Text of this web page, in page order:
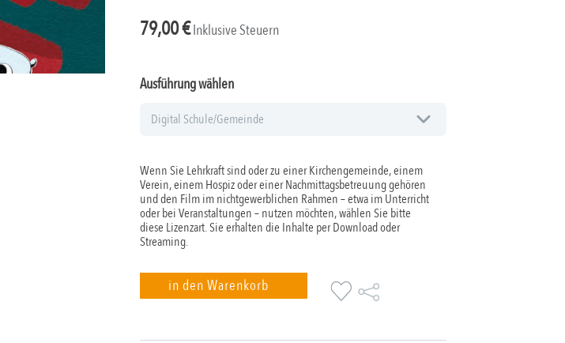
79,00€Inklusive Steuern
Ausführung wählen
Wenn Sie Lehrkraft sind oder zu einer Kirchengemeinde, einem
Verein, einem Hospiz oder einer Nachmittagsbetreuung gehören
und den Film im nichtgewerblichen Rahmen – etwa im Unterricht
oder bei Veranstaltungen – nutzen möchten, wählen Sie bitte
diese Lizenzart. Sie erhalten die Inhalte per Download oder
Streaming.
in den Warenkorb